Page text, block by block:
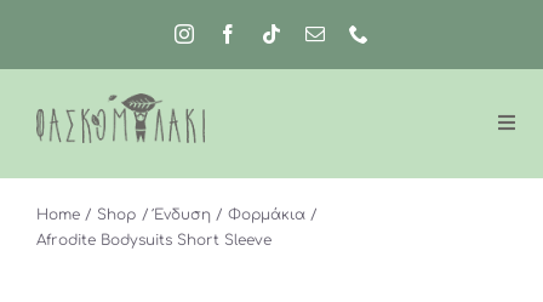
περιεχόμενο
Home Shop Ένδυση
Φορμάκια
Afrodite Bodysuits Short Sleeve